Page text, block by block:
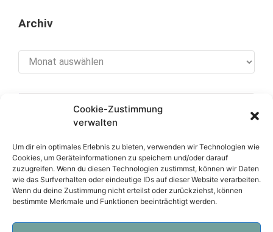
Cookie-Zustimmung
verwalten
Um dir ein optimales Erlebnis zu bieten, verwenden wir Technologien wie
Cookies, um Geräteinformationen zu speichern und/oder darauf
zuzugreifen. Wenn du diesen Technologien zustimmst, können wir Daten
wie das Surfverhalten oder eindeutige IDs auf dieser Website verarbeiten.
Wenn du deine Zustimmung nicht erteilst oder zurückziehst, können
bestimmte Merkmale und Funktionen beeinträchtigt werden.
Archiv
[cookies_revoke]
Über diese Seite
Datenschutzerklärung